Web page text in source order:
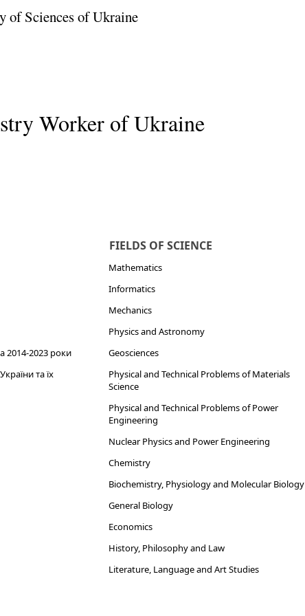
of Sciences of Ukraine
Worker of Ukraine
2014-2023 роки
та їх
FIELDS OF SCIENCE
Mathematics
Informatics
Mechanics
Physics and Astronomy
Geosciences
Physical and Technical Problems of Materials
Science
Physical and Technical Problems of Power
Engineering
Nuclear Physics and Power Engineering
Chemistry
Biochemistry, Physiology and Molecular Biology
General Biology
Economics
History, Philosophy and Law
Literature, Language and Art Studies